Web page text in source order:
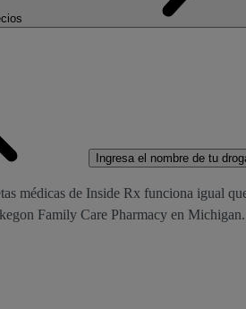
Ingresa el nombre de tu
médicas de Inside Rx funciona igual
Family Care Pharmacy en Michigan.